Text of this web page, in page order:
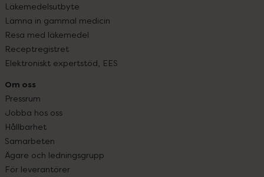
Läkemedelsutbyte
Lämna in gammal medicin
Resa med läkemedel
Receptregistret
Elektroniskt expertstöd, EES
Om oss
Pressrum
Jobba hos oss
Hållbarhet
Samarbeten
Ägare och ledningsgrupp
För leverantörer